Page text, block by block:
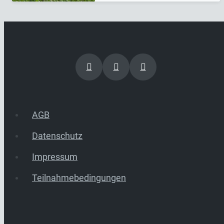
AGB
Datenschutz
Impressum
Teilnahmebedingungen